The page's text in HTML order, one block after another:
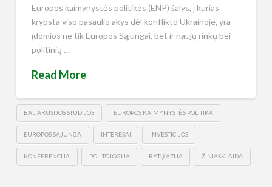
Europos kaimynystės politikos (ENP) šalys, į kurias
krypsta viso pasaulio akys dėl konflikto Ukrainoje, yra
įdomios ne tik Europos Sąjungai, bet ir naujų rinkų bei
politinių …
Read More
BALTARUSIJOS STUDIJOS EUROPOS KAIMYNYSTĖS POLITIKA
EUROPOS SĄJUNGA INTERESAI INVESTICIJOS
KONFERENCIJA POLITOLOGIJA RYTŲ AZIJA ŽINIASKLAIDA